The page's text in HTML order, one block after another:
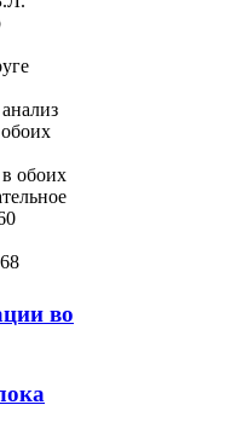
обоих
во